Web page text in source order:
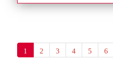
1 2 3 4 5 6